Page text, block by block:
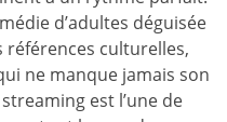
d’adultes déguisée
références culturelles,
ne manque jamais son
est l’une de